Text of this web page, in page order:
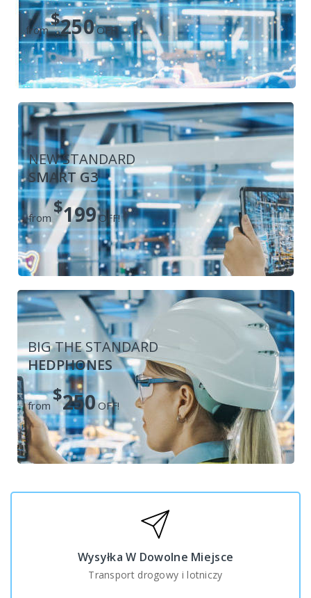
from$250OFF!
NEW STANDARD
SMART G3
from$199OFF!
BIG THE STANDARD
HEDPHONES
from$250OFF!
Wysyłka W Dowolne Miejsce
Transport drogowy i lotniczy